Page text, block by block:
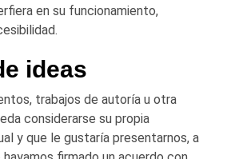
en su funcionamiento,
ideas
trabajos de autoría u otra
considerarse su propia
y que le gustaría presentarnos, a